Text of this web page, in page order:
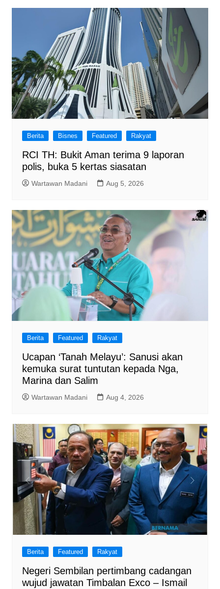
Berita Bisnes Featured Rakyat
RCI TH: Bukit Aman terima 9 laporan
polis, buka 5 kertas siasatan
Wartawan Madani Aug 5, 2026
Berita Featured Rakyat
Ucapan ‘Tanah Melayu’: Sanusi akan
kemuka surat tuntutan kepada Nga,
Marina dan Salim
Wartawan Madani Aug 4, 2026
Berita Featured Rakyat
Negeri Sembilan pertimbang cadangan
wujud jawatan Timbalan Exco – Ismail